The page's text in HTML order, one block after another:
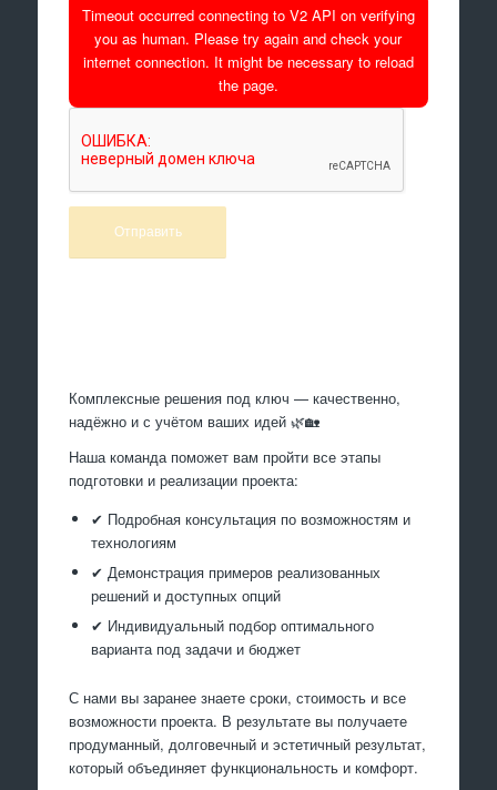
Timeout occurred connecting to V2 API on verifying
you as human. Please try again and check your
internet connection. It might be necessary to reload
the page.
Комплексные решения под ключ — качественно,
надёжно и с учётом ваших идей 🌿🏡
Наша команда поможет вам пройти все этапы
подготовки и реализации проекта:
✔ Подробная консультация по возможностям и
технологиям
✔ Демонстрация примеров реализованных
решений и доступных опций
✔ Индивидуальный подбор оптимального
варианта под задачи и бюджет
С нами вы заранее знаете сроки, стоимость и все
возможности проекта. В результате вы получаете
продуманный, долговечный и эстетичный результат,
который объединяет функциональность и комфорт.